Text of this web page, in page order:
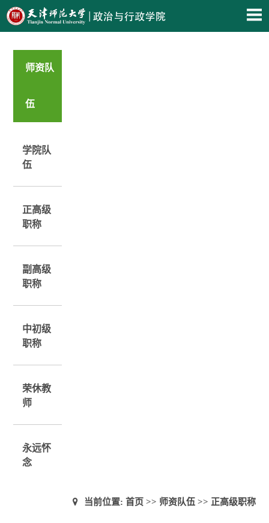
师资队
伍
学院队
伍
正高级
职称
副高级
职称
中初级
职称
荣休教
师
永远怀
念
当前位置: 首页 >> 师资队伍 >> 正高级职称